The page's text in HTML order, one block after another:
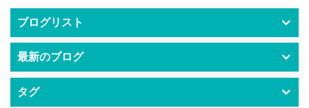
ブログリスト
最新のブログ
タグ